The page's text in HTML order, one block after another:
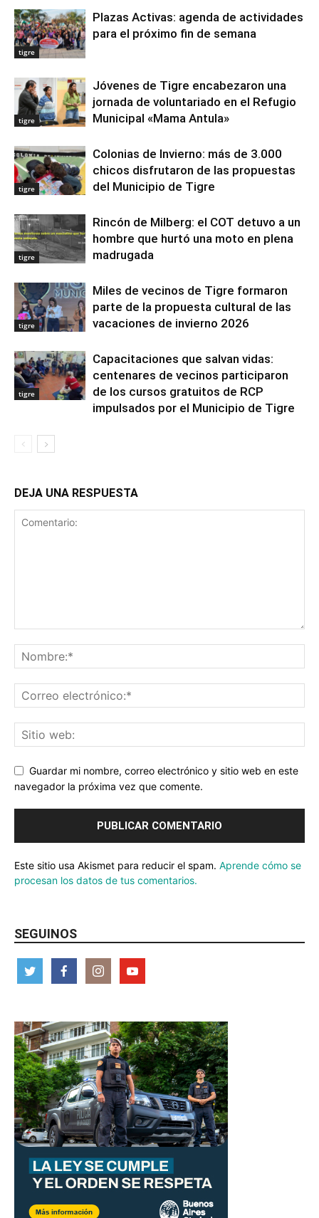
tigre
Plazas Activas: agenda de actividades
para el próximo fin de semana
tigre
Jóvenes de Tigre encabezaron una
jornada de voluntariado en el Refugio
Municipal «Mama Antula»
tigre
Colonias de Invierno: más de 3.000
chicos disfrutaron de las propuestas
del Municipio de Tigre
tigre
Rincón de Milberg: el COT detuvo a un
hombre que hurtó una moto en plena
madrugada
tigre
Miles de vecinos de Tigre formaron
parte de la propuesta cultural de las
vacaciones de invierno 2026
tigre
Capacitaciones que salvan vidas:
centenares de vecinos participaron
de los cursos gratuitos de RCP
impulsados por el Municipio de Tigre
DEJA UNA RESPUESTA
Guardar mi nombre, correo electrónico y sitio web en este
navegador la próxima vez que comente.
Este sitio usa Akismet para reducir el spam. Aprende cómo se
procesan los datos de tus comentarios.
SEGUINOS